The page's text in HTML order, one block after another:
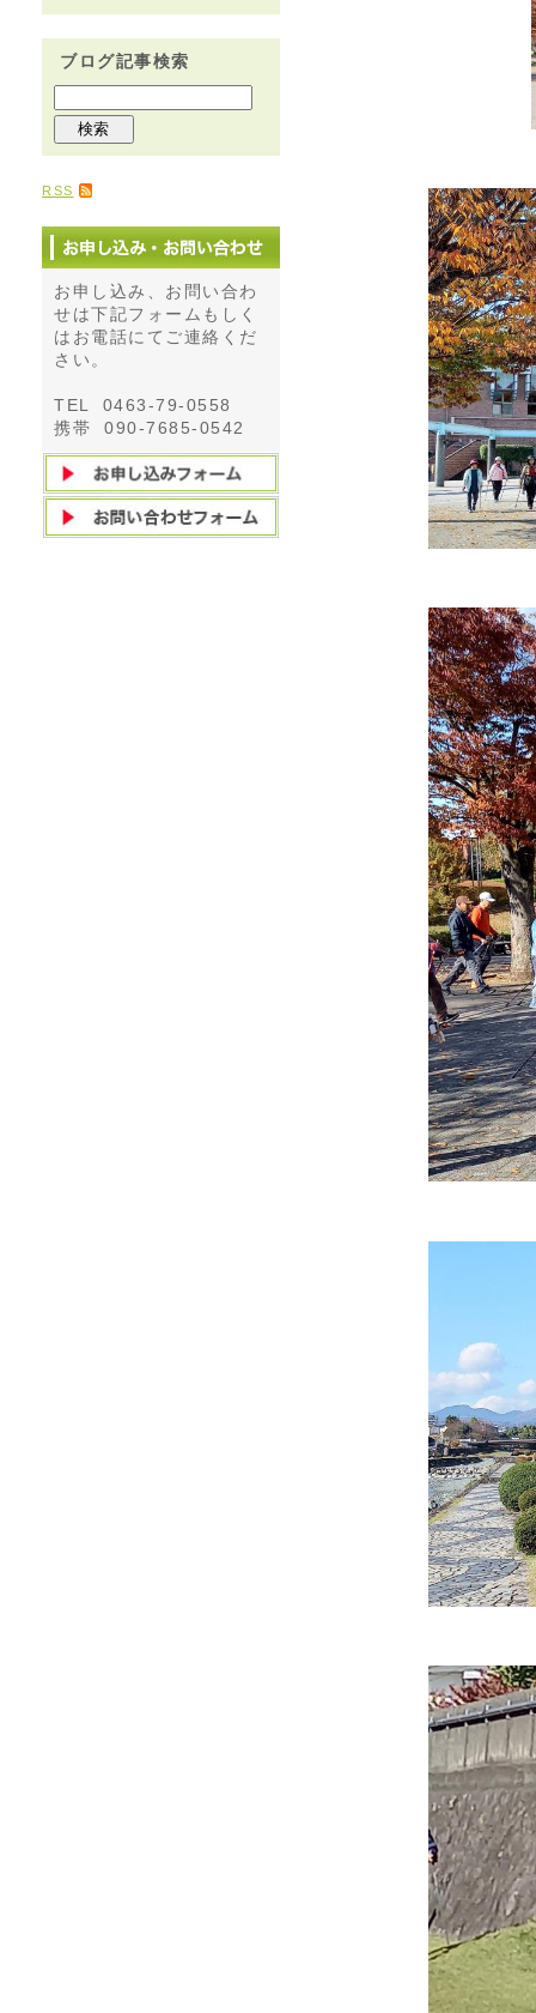
ブログ記事検索
RSS
お申し込み、お問い合わ
せは下記フォームもしく
はお電話にてご連絡くだ
さい。
TEL 0463-79-0558
携帯 090-7685-0542